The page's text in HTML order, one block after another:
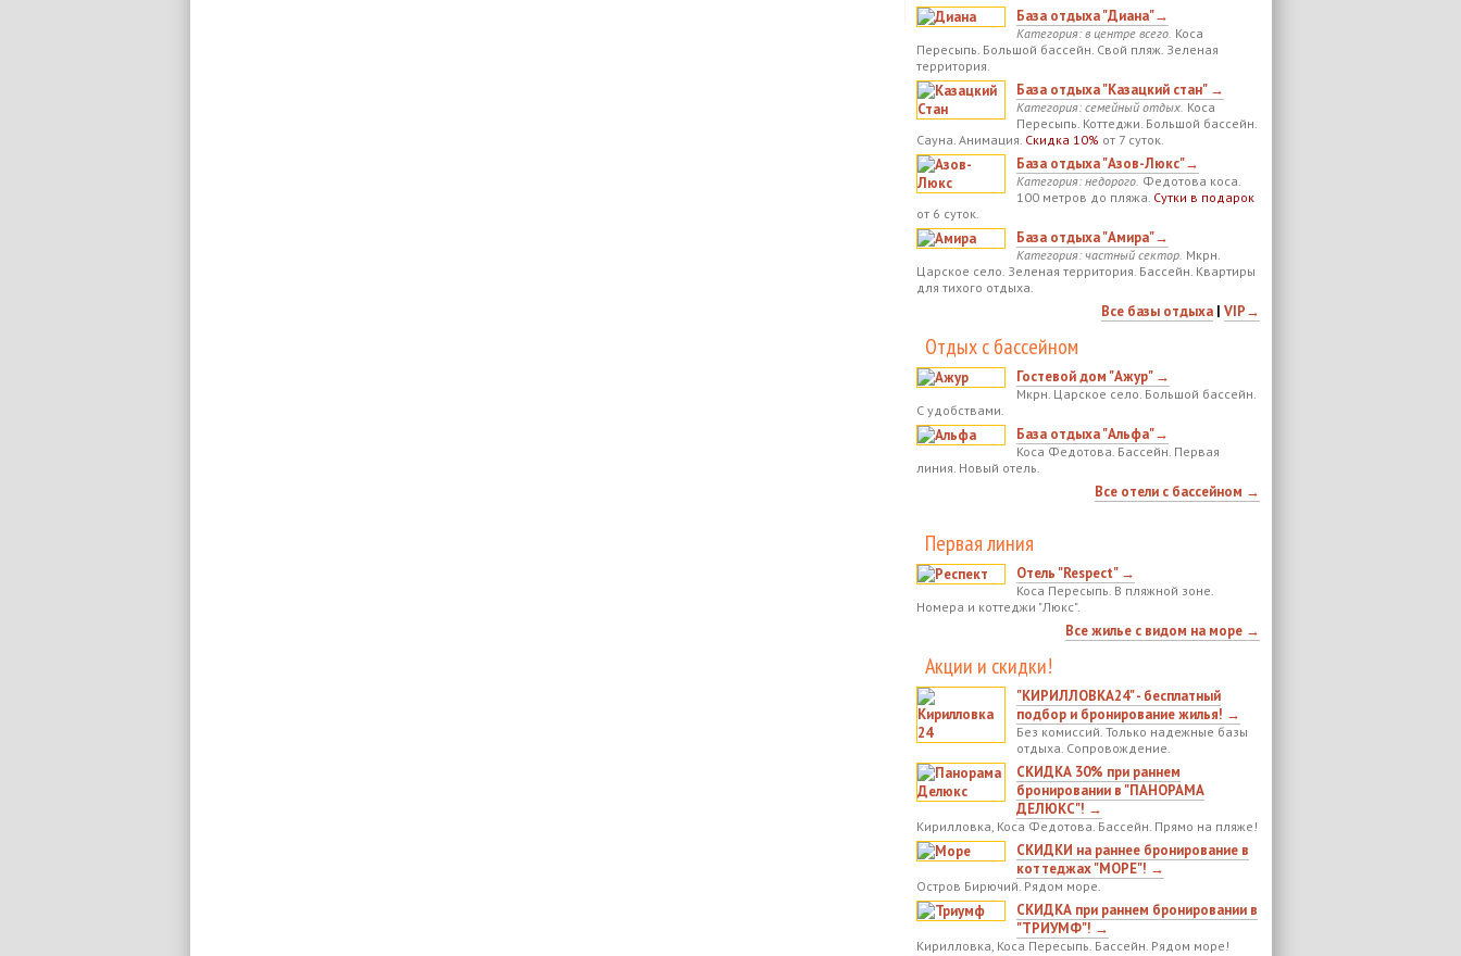
База отдыха "Диана"→
Категория: в центре всего. Коса
Пересыпь. Большой бассейн. Свой пляж. Зеленая
территория.
База отдыха "Казацкий стан" →
Категория: семейный отдых. Коса
Пересыпь. Коттеджи. Большой бассейн.
Сауна. Анимация. Скидка 10% от 7 суток.
База отдыха "Азов-Люкс"→
Категория: недорого. Федотова коса.
100 метров до пляжа. Сутки в подарок
от 6 суток.
База отдыха "Амира"→
Категория: частный сектор. Мкрн.
Царское село. Зеленая территория. Бассейн. Квартиры
для тихого отдыха.
Все базы отдыха| VIP→
Отдых с бассейном
Гостевой дом "Ажур" →
Мкрн. Царское село. Большой бассейн.
С удобствами.
База отдыха "Альфа"→
Коса Федотова. Бассейн. Первая
линия. Новый отель.
Все отели с бассейном →
Первая линия
Отель "Respect" →
Коса Пересыпь. В пляжной зоне.
Номера и коттеджи "Люкс".
Все жилье с видом на море →
Акции и скидки!
"КИРИЛЛОВКА24" - бесплатный
подбор и бронирование жилья! →
Без комиссий. Только надежные базы
отдыха. Сопровождение.
СКИДКА 30% при раннем
бронировании в "ПАНОРАМА
ДЕЛЮКС"! →
Кирилловка, Коса Федотова. Бассейн. Прямо на пляже!
СКИДКИ на раннее бронирование в
коттеджах "МОРЕ"! →
Остров Бирючий. Рядом море.
СКИДКА при раннем бронировании в
"ТРИУМФ"! →
Кирилловка, Коса Пересыпь. Бассейн. Рядом море!